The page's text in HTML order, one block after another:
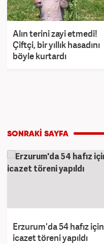
Alın terini zayi etmedi!
Çiftçi, bir yıllık hasadını
böyle kurtardı
Erzurum'da 54 hafız için
icazet töreni yapıldı